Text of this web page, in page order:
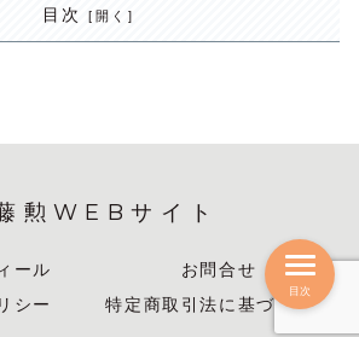
目次
勲WEBサイト
ール
お問合せ
シー
特定商取引法に基づく表記
目次